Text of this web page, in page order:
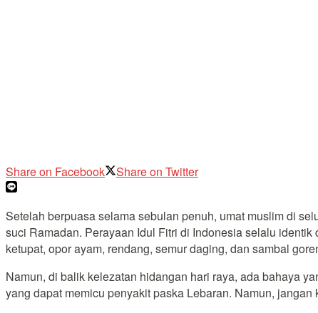
Share on Facebook Share on Twitter
Setelah berpuasa selama sebulan penuh, umat muslim di
suci Ramadan. Perayaan Idul Fitri di Indonesia selalu
ketupat, opor ayam, rendang, semur daging, dan sambal
Namun, di balik kelezatan hidangan hari raya, ada bahaya
yang dapat memicu penyakit paska Lebaran. Namun,